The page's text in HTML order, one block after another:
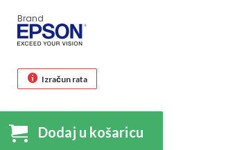
Brand
Izračun rata
Dodaj u košaricu